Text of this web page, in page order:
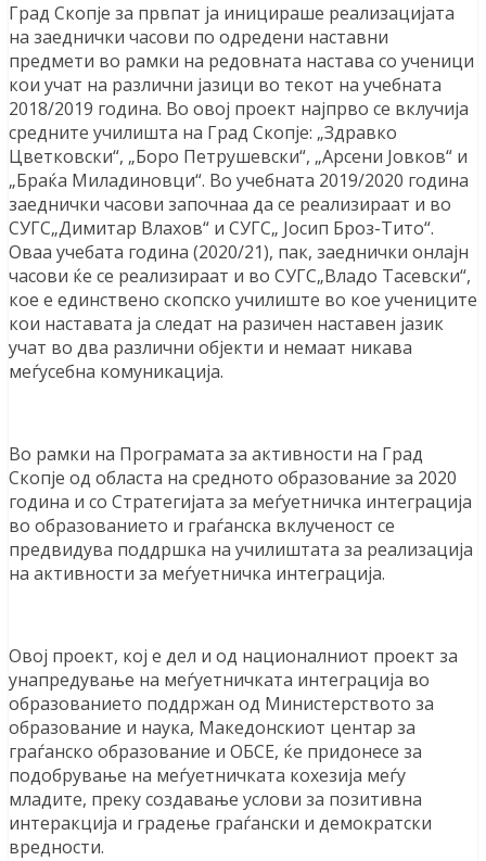
Град Скопје за првпат ја иницираше реализацијата
на заеднички часови по одредени наставни
предмети во рамки на редовната настава со ученици
кои учат на различни јазици во текот на учебната
2018/2019 година. Во овој проект најпрво се вклучија
средните училишта на Град Скопје: „Здравко
Цветковски“, „Боро Петрушевски“, „Арсени Јовков“ и
„Браќа Миладиновци“. Во учебната 2019/2020 година
заеднички часови започнаа да се реализираат и во
СУГС„Димитар Влахов“ и СУГС„ Јосип Броз-Тито“.
Оваа учебата година (2020/21), пак, заеднички онлајн
часови ќе се реализираат и во СУГС„Владо Тасевски“,
кое е единствено скопско училиште во кое учениците
кои наставата ја следат на разичен наставен јазик
учат во два различни објекти и немаат никава
меѓусебна комуникација.
Во рамки на Програмата за активности на Град
Скопје од областа на средното образование за 2020
година и со Стратегијата за меѓуетничка интеграција
во образованието и граѓанска вклученост се
предвидува поддршка на училиштата за реализација
на активности за меѓуетничка интеграција.
Овој проект, кој е дел и од националниот проект за
унапредување на меѓуетничката интеграција во
образованието поддржан од Министерството за
образование и наука, Македонскиот центар за
граѓанско образование и ОБСЕ, ќе придонесе за
подобрување на меѓуетничката кохезија меѓу
младите, преку создавање услови за позитивна
интеракција и градење граѓански и демократски
вредности.